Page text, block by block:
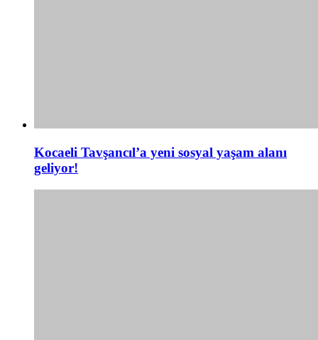
Kocaeli Tavşancıl’a yeni sosyal yaşam alanı
geliyor!